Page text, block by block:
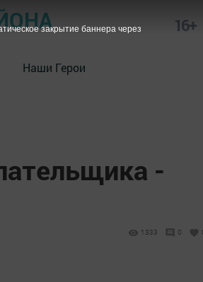
16+
Наши Герои
-
1333 0
закрытие баннера через